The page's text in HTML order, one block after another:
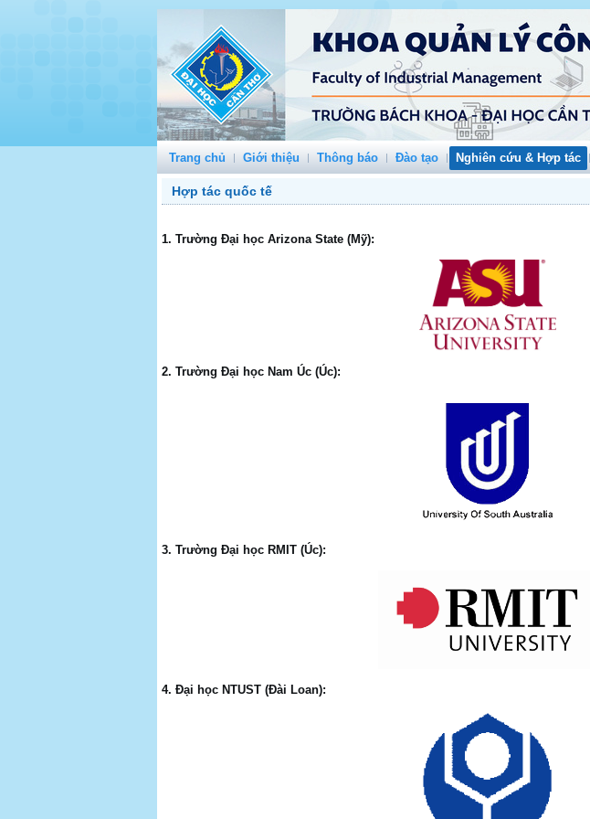
Trang chủ Giới thiệu Thông báo Đào tạo Nghiên cứu & Hợp tác
Hợp tác quốc tế
1. Trường Đại học Arizona State (Mỹ):
2. Trường Đại học Nam Úc (Úc):
3. Trường Đại học RMIT (Úc):
4. Đại học NTUST (Đài Loan):